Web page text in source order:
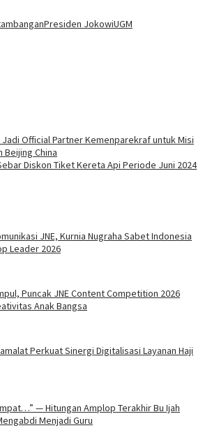
Presiden JokowiUGM
Jadi Official Partner Kemenparekraf untuk Misi
Beijing China
Diskon Tiket Kereta Api Periode Juni 2024
JNE, Kurnia Nugraha Sabet Indonesia
Leader 2026
Puncak JNE Content Competition 2026
Anak Bangsa
Perkuat Sinergi Digitalisasi Layanan Haji
— Hitungan Amplop Terakhir Bu Ijah
Menjadi Guru